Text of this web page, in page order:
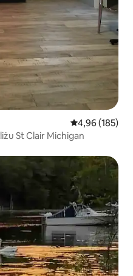
Średnia
4,96 (185)
St Clair Michigan
gości